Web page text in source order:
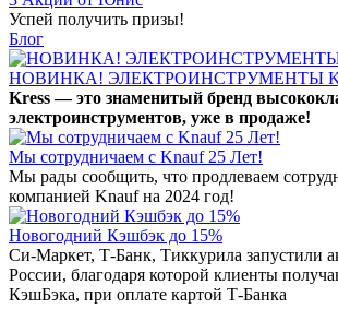
Успей получить призы!
Блог
НОВИНКА! ЭЛЕКТРОИНСТРУМЕНТЫ
Kress — это знаменитый бренд
электроинструментов, уже в продаже!
Мы сотрудничаем с Knauf 25 Лет!
Мы рады сообщить, что продлеваем
компанией Knauf на 2024 год!
Новогодний Кэшбэк до 15%
Си-Маркет, Т-Банк, Тиккурила запустили
России, благодаря которой клиенты
КэшБэка, при оплате картой Т-Банка